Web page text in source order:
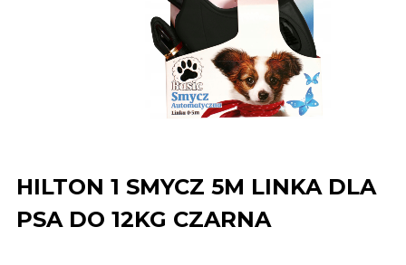
HILTON 1 SMYCZ 5M LINKA DLA
PSA DO 12KG CZARNA